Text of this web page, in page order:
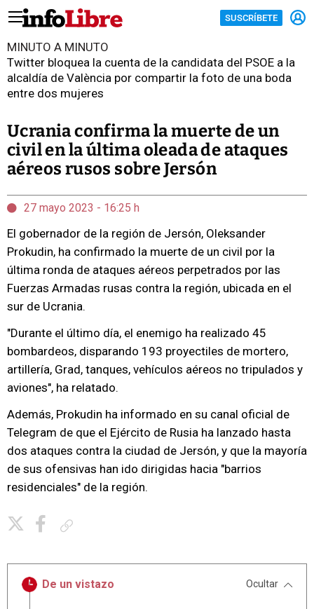
SUSCRÍBETE
MINUTO A MINUTO
Twitter bloquea la cuenta de la candidata del PSOE a la
alcaldía de València por compartir la foto de una boda
entre dos mujeres
Ucrania confirma la muerte de un
civil en la última oleada de ataques
aéreos rusos sobre Jersón
27 mayo 2023 - 16:25 h
El gobernador de la región de Jersón, Oleksander
Prokudin, ha confirmado la muerte de un civil por la
última ronda de ataques aéreos perpetrados por las
Fuerzas Armadas rusas contra la región, ubicada en el
sur de Ucrania.
"Durante el último día, el enemigo ha realizado 45
bombardeos, disparando 193 proyectiles de mortero,
artillería, Grad, tanques, vehículos aéreos no tripulados y
aviones", ha relatado.
Además, Prokudin ha informado en su canal oficial de
Telegram de que el Ejército de Rusia ha lanzado hasta
dos ataques contra la ciudad de Jersón, y que la mayoría
de sus ofensivas han ido dirigidas hacia "barrios
residenciales" de la región.
De un vistazo Ocultar